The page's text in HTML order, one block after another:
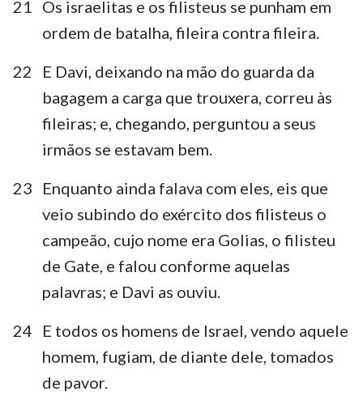
21
Os israelitas e os filisteus se punham em
ordem de batalha, fileira contra fileira.
22
E Davi, deixando na mão do guarda da
bagagem a carga que trouxera, correu às
fileiras; e, chegando, perguntou a seus
irmãos se estavam bem.
23
Enquanto ainda falava com eles, eis que
veio subindo do exército dos filisteus o
campeão, cujo nome era Golias, o filisteu
de Gate, e falou conforme aquelas
palavras; e Davi as ouviu.
24
E todos os homens de Israel, vendo aquele
homem, fugiam, de diante dele, tomados
de pavor.